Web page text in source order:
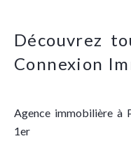
Découvrez
Connexion
Agence immobilière à
1er